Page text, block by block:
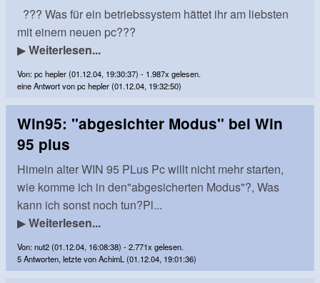
??? Was für ein betriebssystem hättet ihr am liebsten
mit einem neuen pc???
▶Weiterlesen...
Von: pc hepler (01.12.04, 19:30:37) - 1.987x gelesen.
eine Antwort von pc hepler (01.12.04, 19:32:50)
Win95: "abgesichter Modus" bei Win
95 plus
Himein alter WIN 95 PLus Pc willt nicht mehr starten,
wie komme ich in den"abgesicherten Modus"?, Was
kann ich sonst noch tun?Pl...
▶Weiterlesen...
Von: nut2 (01.12.04, 16:08:38) - 2.771x gelesen.
5 Antworten, letzte von AchimL (01.12.04, 19:01:36)